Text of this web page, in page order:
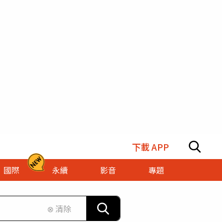
下載 APP
國際 永續 影音
專題
⊗ 清除